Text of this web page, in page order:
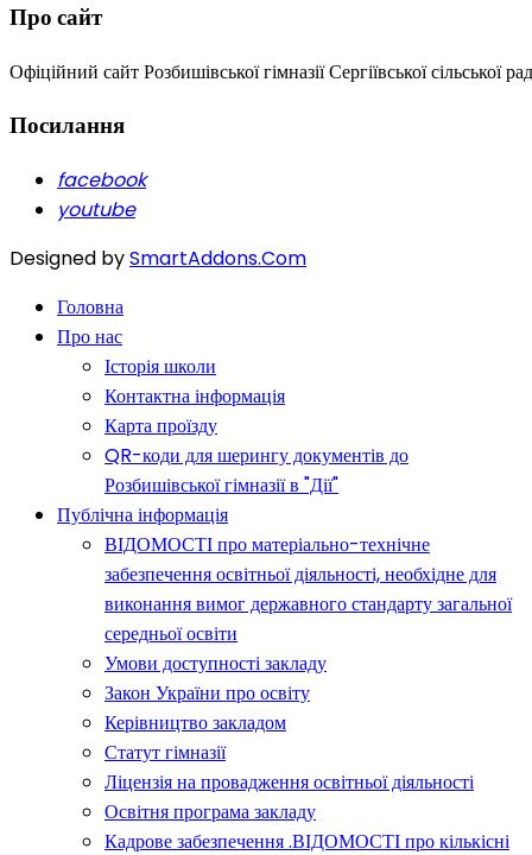
Про сайт
Офіційний сайт Розбишівської гімназії Сергіївської сільської
Посилання
facebook
youtube
Designed bySmartAddons.Com
Головна
Про нас
Історія школи
Контактна інформація
Карта проїзду
QR-коди для шерингу документів до
Розбишівської гімназії в "Дії"
Публічна інформація
ВІДОМОСТІ про матеріально-технічне
забезпечення освітньої діяльності, необхідне для
виконання вимог державного стандарту загальної
середньої освіти
Умови доступності закладу
Закон України про освіту
Керівництво закладом
Статут гімназії
Ліцензія на провадження освітньої діяльності
Освітня програма закладу
Кадрове забезпечення .ВІДОМОСТІ про кількісні